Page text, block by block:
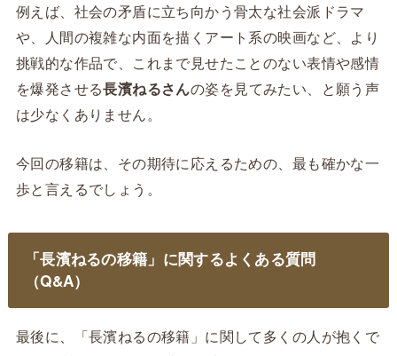
例えば、社会の矛盾に立ち向かう骨太な社会派ドラマ
や、人間の複雑な内面を描くアート系の映画など、より
挑戦的な作品で、これまで見せたことのない表情や感情
を爆発させる長濱ねるさんの姿を見てみたい、と願う声
は少なくありません。
今回の移籍は、その期待に応えるための、最も確かな一
歩と言えるでしょう。
「長濱ねるの移籍」に関するよくある質問
（Q&A）
最後に、「長濱ねるの移籍」に関して多くの人が抱くで